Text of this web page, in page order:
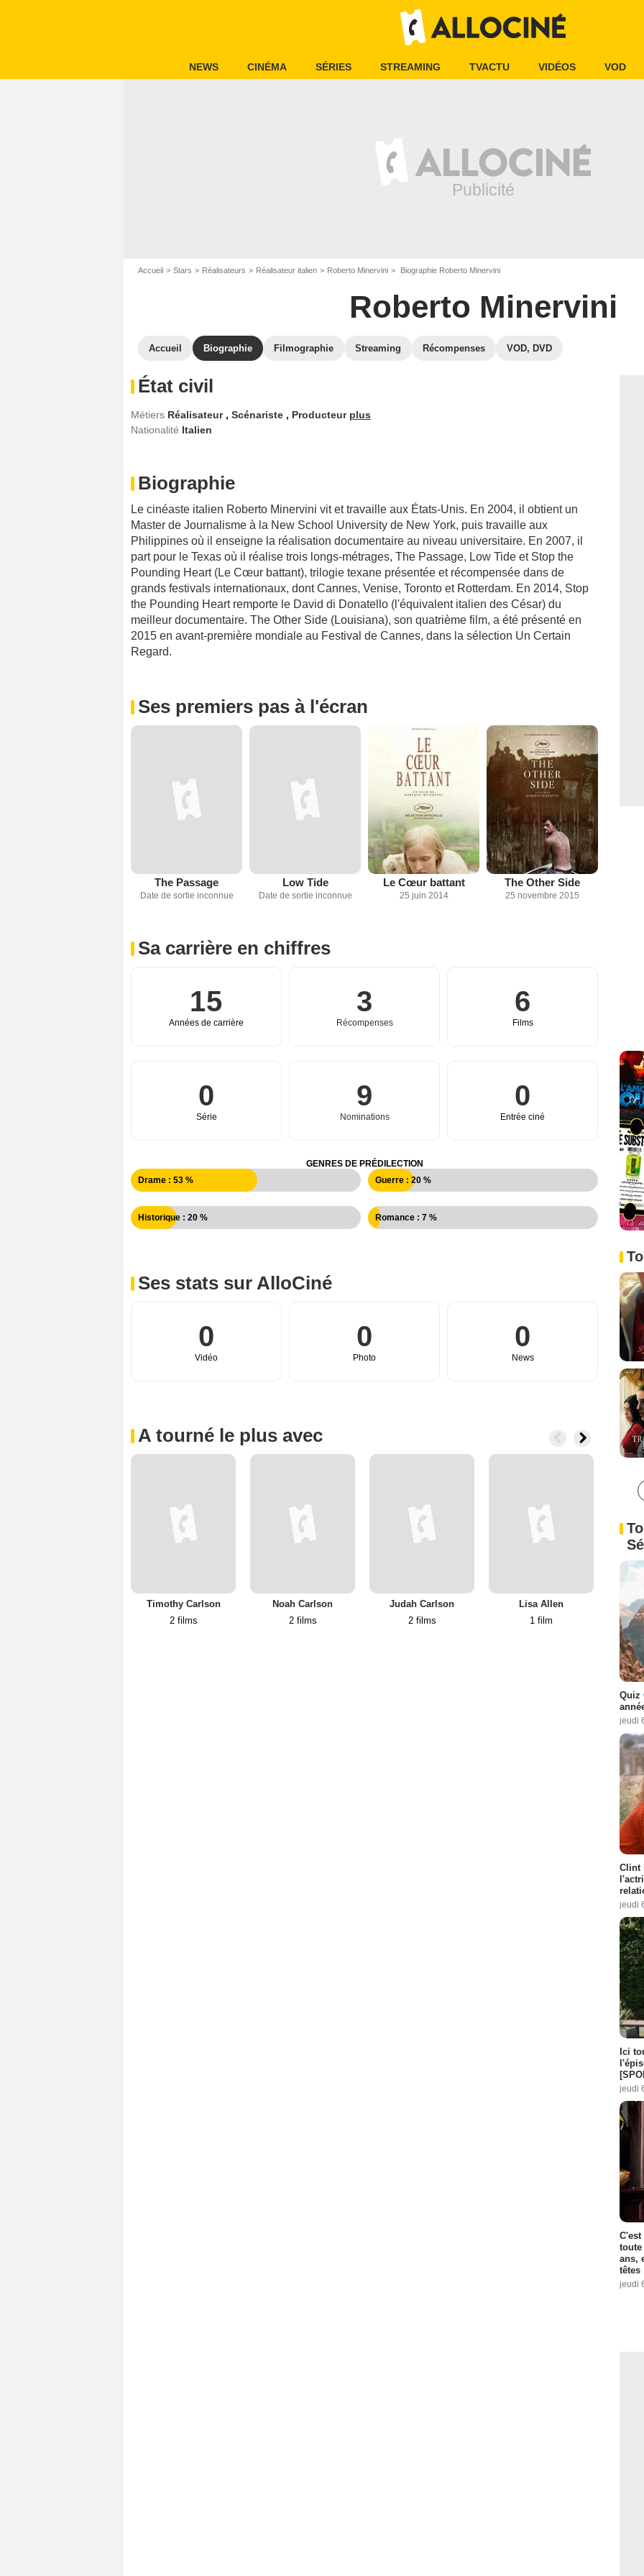
NEWS CINÉMA SÉRIES STREAMING TVACTU VIDÉOS VOD
Accueil Stars Réalisateurs Réalisateur italien Roberto Minervini Biographie Roberto Minervini
Roberto Minervini
Accueil Biographie Filmographie Streaming Récompenses VOD, DVD
État civil
Métiers Réalisateur , Scénariste , Producteur plus
Nationalité Italien
Biographie
Le cinéaste italien Roberto Minervini vit et travaille aux États-Unis. En 2004, il obtient un
Master de Journalisme à la New School University de New York, puis travaille aux
Philippines où il enseigne la réalisation documentaire au niveau universitaire. En 2007, il
part pour le Texas où il réalise trois longs-métrages, The Passage, Low Tide et Stop the
Pounding Heart (Le Cœur battant), trilogie texane présentée et récompensée dans de
grands festivals internationaux, dont Cannes, Venise, Toronto et Rotterdam. En 2014, Stop
the Pounding Heart remporte le David di Donatello (l'équivalent italien des César) du
meilleur documentaire. The Other Side (Louisiana), son quatrième film, a été présenté en
2015 en avant-première mondiale au Festival de Cannes, dans la sélection Un Certain
Regard.
Ses premiers pas à l'écran
The Passage
Date de sortie inconnue
Low Tide
Date de sortie inconnue
Le Cœur battant
25 juin 2014
The Other Side
25 novembre 2015
Sa carrière en chiffres
15
Années de carrière
3
Récompenses
6
Films
0
Série
9
Nominations
0
Entrée ciné
GENRES DE PRÉDILECTION
Drame : 53 %
Guerre : 20 %
Historique : 20 % Romance : 7 %
Ses stats sur AlloCiné
0
Vidéo
0
Photo
0
News
A tourné le plus avec
Timothy Carlson
2 films
Noah Carlson
2 films
Judah Carlson
2 films
Lisa Allen
1 film
Quiz
jeudi
Clint
jeudi
Ici
jeudi
ans,
têtes
jeudi